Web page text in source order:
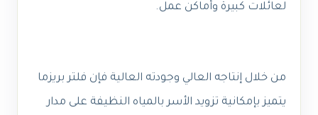
لعائلات كبيرة وأماكن عمل.
من خلال إنتاجه العالي وجودته العالية فإن فلتر بريزما
يتميز بإمكانية تزويد الأسر بالمياه النظيفة على مدار